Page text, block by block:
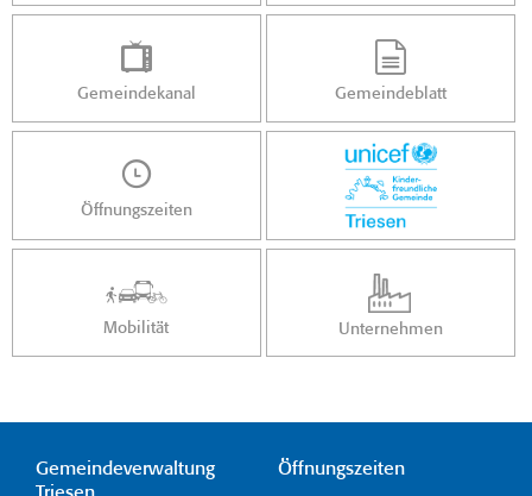
Gemeindekanal Gemeindeblatt
Öffnungszeiten
Mobilität Unternehmen
Gemeindeverwaltung
Öffnungszeiten